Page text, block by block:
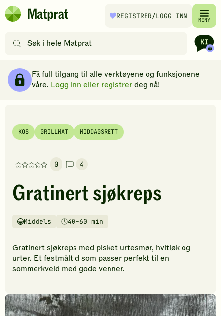
Hopp til hovedinnhold
Matprat
REGISTRER/LOGG INN MENY
etter
filtre
Få full tilgang til alle verktøyene og funksjonene
våre. Logg inn eller registrerdeg nå!
KOS GRILLMAT MIDDAGSRETT
0
Denne
har
foreløpig
vurderinger.
den
første
til
denne
oppskriften.
4
Gratinert sjøkreps
Vanskelighetsgrad
Middels
Tilberedningstid40–60 min
Gratinert sjøkreps med pisket urtesmør, hvitløk og
urter. Et festmåltid som passer perfekt til en
sommerkveld med gode venner.